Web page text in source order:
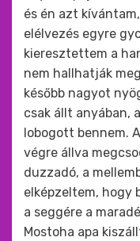
és én azt
elélvezés egyre
kieresztettem a
nem hallhatják
később nagyot
csak állt anyában,
lobogott bennem.
végre állva
duzzadó, a
elképzeltem, hogy
a seggére a
Mostoha apa